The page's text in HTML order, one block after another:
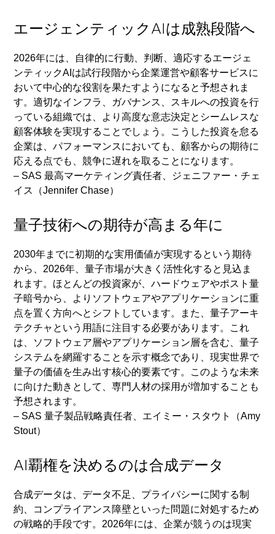
エージェンティックAIは成熟段階へ
2026年には、自律的に行​​動、判断、適応するエージェ
ンティックAIは試行段階から企業運営や顧客サービスに
おいて中心的な役割を果たすようになると予想されま
す。適切なインフラ、ガバナンス、スキルへの投資を行
っている組織では、より高度な意志決定とシームレスな
顧客体験を実現することでしょう。こうした投資を怠る
企業は、パフォーマンスにおいても、顧客からの期待に
応える点でも、競争に遅れを取ることになります。
– SAS 最高マーケティング責任者、ジェニファー・チェ
イス（Jennifer Chase）
量子技術への期待が高まる年に
2030年までに初期的な実用価値が実現するという期待
から、2026年、量子市場が大きく活性化すると見込ま
れます。ほとんどの投資家が、ハードウェアやポスト量
子暗号から、よりソフトウェアやアプリケーションに重
点を置く方向へとシフトしています。また、量子アーキ
テクチャという用語に注目する必要があります。これ
は、ソフトウェア層やアプリケーション層を含む、量子
システムを網羅することを示す概念であり、現実世界で
量子の価値を生み出す核心的要素です。このような未来
に向けた動きとして、専門人材の採用が増加することも
予想されます。
– SAS 量子製品戦略責任者、エイミー・スタウト（Amy
Stout）
AI覇権を決めるのは合成データ
合成データは、データ不足、プライバシーに関する制
約、コンプライアンス障壁といった問題に対処するため
の戦略的手段です。2026年には、企業が競うのは現実